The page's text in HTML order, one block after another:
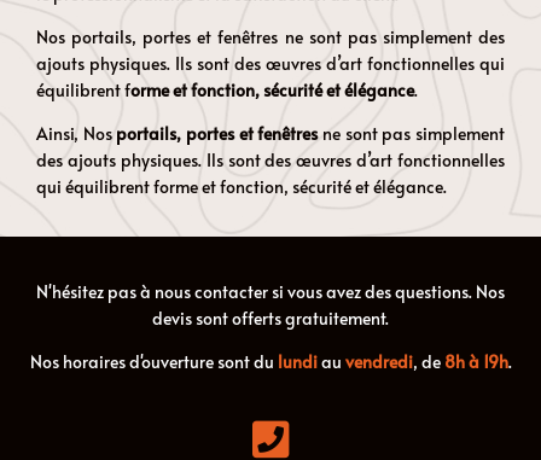
Nos portails, portes et fenêtres ne sont pas simplement des
ajouts physiques. Ils sont des œuvres d’art fonctionnelles qui
équilibrent forme et fonction, sécurité et élégance.
Ainsi, Nos portails, portes et fenêtresne sont pas simplement
des ajouts physiques. Ils sont des œuvres d’art fonctionnelles
qui équilibrent forme et fonction, sécurité et élégance.
N'hésitez pas à nous contacter si vous avez des questions. Nos
devis sont offerts gratuitement.
Nos horaires d'ouverture sont du lundiau vendredi, de 8h à 19h.
